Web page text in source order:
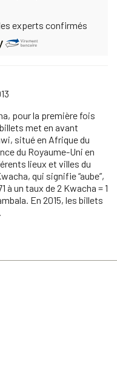
experts confirmés
pour la première fois
met en avant
situé en Afrique du
du Royaume-Uni en
lieux et villes du
qui signifie “aube”,
à un taux de 2 Kwacha = 1
En 2015, les billets